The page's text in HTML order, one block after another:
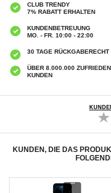
CLUB TRENDY
7% RABATT ERHALTEN
KUNDENBETREUUNG
MO. - FR. 10:00 - 22:00
30 TAGE RÜCKGABERECHT
ÜBER 8.000.000
KUNDEN
KUNDEN, DIE DAS